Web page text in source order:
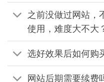
之前没做过网站，
使用，难度大不大
选好效果后如何购
网站后期需要续费